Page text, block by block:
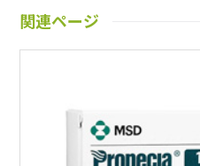
関連ページ